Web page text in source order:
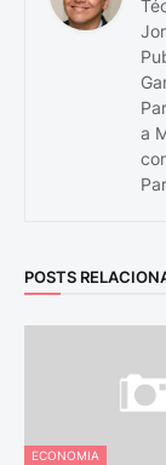
a
POSTS
ECONOMIA